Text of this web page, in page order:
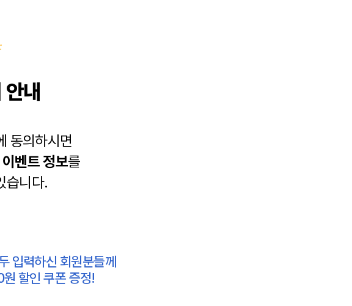
내
동의하시면
이벤트 정보를
습니다.
입력하신 회원분들께
할인 쿠폰 증정!